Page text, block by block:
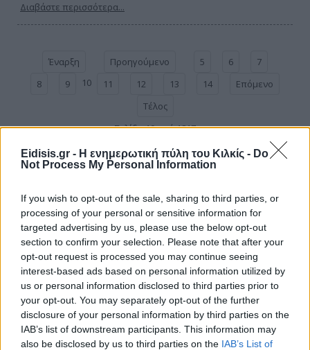
Eidisis.gr - Η ενημερωτική πύλη του Κιλκίς - Do
Not Process My Personal Information
If you wish to opt-out of the sale, sharing to third parties, or
processing of your personal or sensitive information for
targeted advertising by us, please use the below opt-out
section to confirm your selection. Please note that after your
opt-out request is processed you may continue seeing
interest-based ads based on personal information utilized by
us or personal information disclosed to third parties prior to
your opt-out. You may separately opt-out of the further
disclosure of your personal information by third parties on the
IAB’s list of downstream participants. This information may
also be disclosed by us to third parties on the IAB’s List of
Διαβάστε περισσότερα...
Έναρξη Προηγούμενο 5 6
7
8
9 10 11 12 13 14
Επόμενο
Τέλος
Σελίδα 10 από 1817